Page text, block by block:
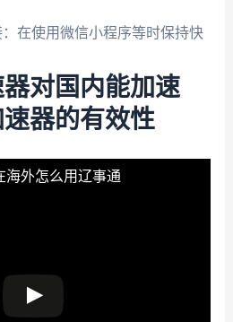
在使用微信小程序等时保持快
对国内能加速
器的有效性
海外怎么用辽事通